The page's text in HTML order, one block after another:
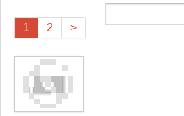
1 2 >